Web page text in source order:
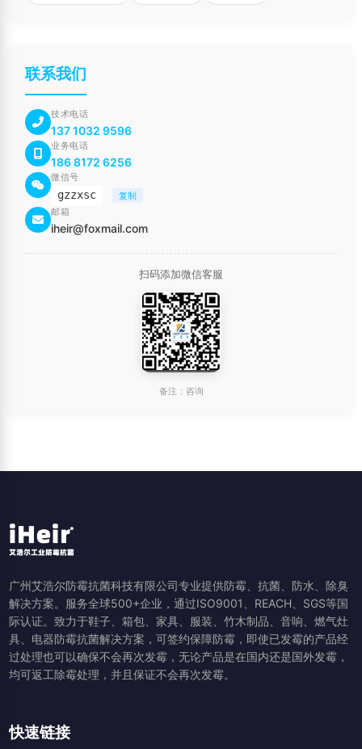
联系我们
技术电话
137 1032 9596
业务电话
186 8172 6256
微信号
gzzxsc
复制
邮箱
iheir@foxmail.com
扫码添加微信客服
备注：咨询
广州艾浩尔防霉抗菌科技有限公司专业提供防霉、抗菌、防水、除臭
解决方案。服务全球500+企业，通过ISO9001、REACH、SGS等国
际认证。致力于鞋子、箱包、家具、服装、竹木制品、音响、燃气灶
具、电器防霉抗菌解决方案，可签约保障防霉，即使已发霉的产品经
过处理也可以确保不会再次发霉，无论产品是在国内还是国外发霉，
均可返工除霉处理，并且保证不会再次发霉。
快速链接